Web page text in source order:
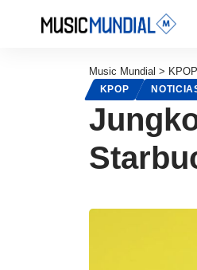
Music Mundial > KPOP
KPOP